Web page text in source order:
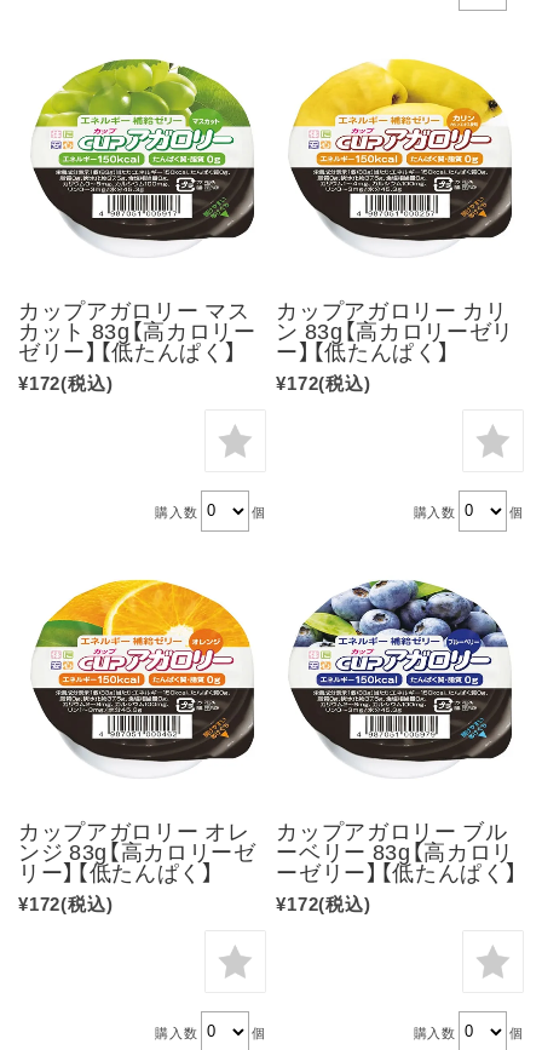
カップアガロリー マス
カット 83g【高カロリー
ゼリー】【低たんぱく】
¥172(税込)
購入数 個
カップアガロリー カリ
ン 83g【高カロリーゼリ
ー】【低たんぱく】
¥172(税込)
購入数 個
カップアガロリー オレ
ンジ 83g【高カロリーゼ
リー】【低たんぱく】
¥172(税込)
購入数 個
カップアガロリー ブル
ーベリー 83g【高カロリ
ーゼリー】【低たんぱく】
¥172(税込)
購入数 個